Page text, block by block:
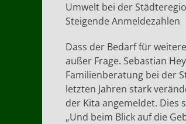
Umwelt bei der
Steigende Anmeldezahlen
Dass der Bedarf für
außer Frage. Sebastian
Familienberatung bei der
letzten Jahren stark
der Kita angemeldet. Dies
„Und beim Blick auf die